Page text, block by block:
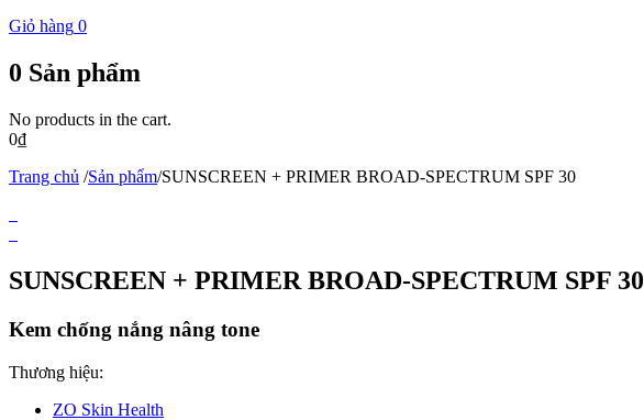
Giỏ hàng 0
0 Sản phẩm
No products in the cart.
0₫
Trang chủ /Sản phẩm/SUNSCREEN + PRIMER BROAD-SPECTRUM SPF 30
SUNSCREEN + PRIMER BROAD-SPECTRUM SPF 30
Kem chống nắng nâng tone
Thương hiệu:
ZO Skin Health